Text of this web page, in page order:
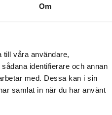
Om
till våra användare,
identifierare och annan
med. Dessa kan i sin
samlat in när du har använt